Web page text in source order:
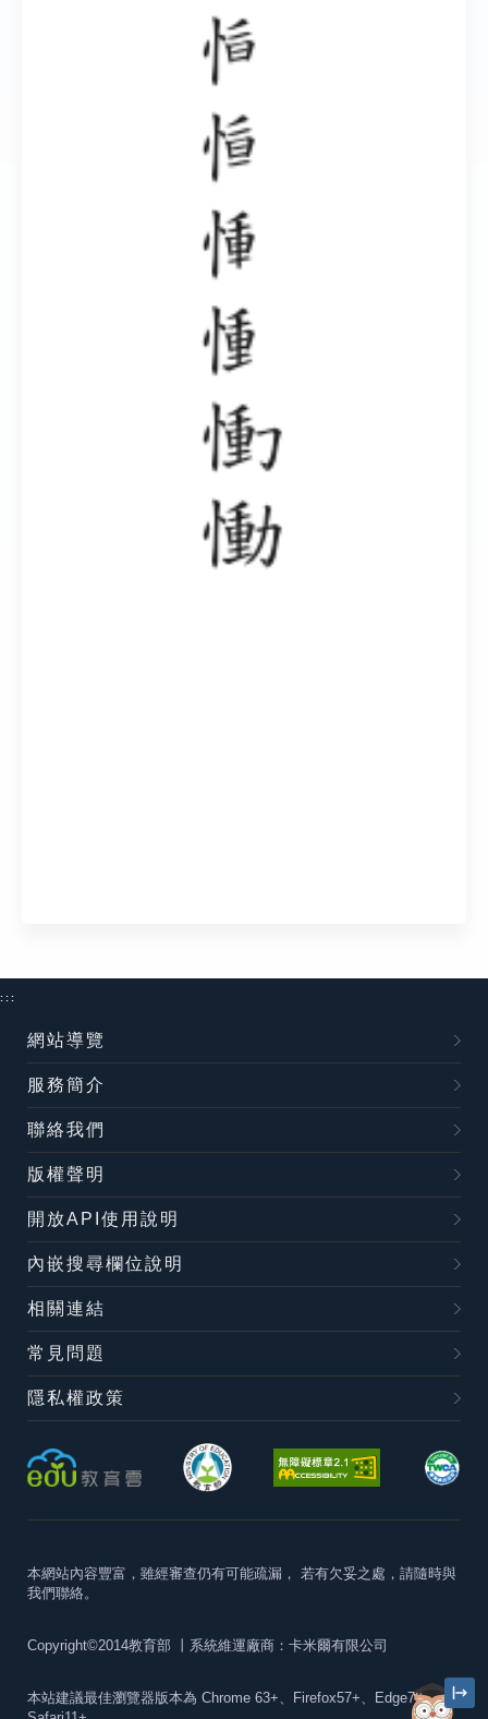
:::
網站導覽
服務簡介
聯絡我們
版權聲明
開放API使用說明
內嵌搜尋欄位說明
相關連結
常見問題
隱私權政策
本網站內容豐富，雖經審查仍有可能疏漏， 若有欠妥之處，請隨時與
我們聯絡。
Copyright©2014教育部 丨系統維運廠商：卡米爾有限公司
本站建議最佳瀏覽器版本為 Chrome 63+、Firefox57+、Edge79+及